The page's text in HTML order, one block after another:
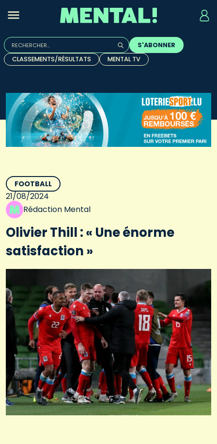
Rechercher :
Quand les résultats de l'auto-complétion sont
S'ABONNER
CLASSEMENTS/RÉSULTATS
MENTAL TV
FOOTBALL
21/08/2024
Rédaction Mental
Olivier Thill : « Une énorme
satisfaction »